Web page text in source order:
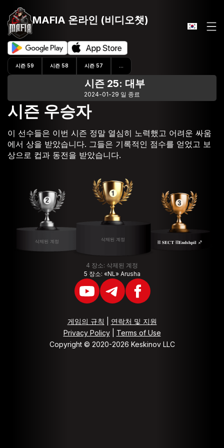
MAFIA 온라인 (비디오챗)
시즌 59 시즌 58 시즌 57
시즌 25: 대부
2024-01-29 일 종료
시즌 우승자
이 선수들은 이번 시즌 정말 열심히 노력했고 어려운 싸움
에서 상을 받았습니다. 그들은 기록적인 점수를 얻었고 보
상으로 컵과 동전을 받았습니다.
삭제된 계정
삭제된 계정 ⛓ 𝐒𝐄𝐂𝐓 ⛓𝐄𝐧𝐝𝐬𝐡𝐩𝐢𝐥 ♐️
4 장소: 삭제된 계정
5 장소: «NL» Arusha
게임의 규칙
연락처 및 지원
Privacy Policy| Terms of Use
Copyright © 2020-2026 Keskinov LLC